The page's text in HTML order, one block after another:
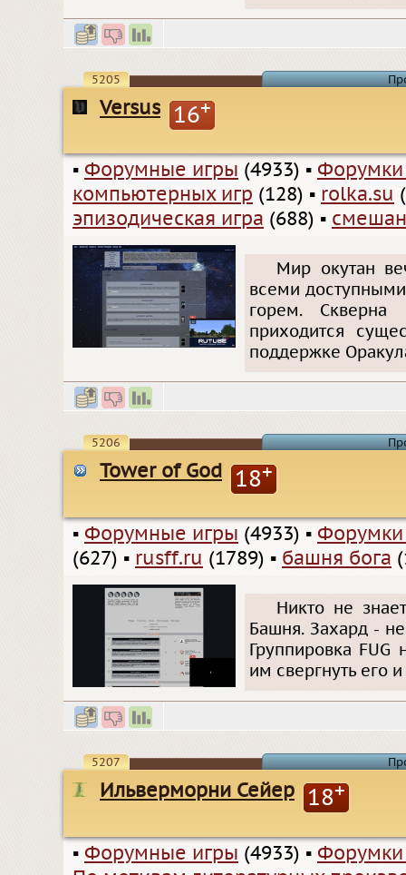
5205
Versus 16+
▪ Форумные игры (4933) ▪
компьютерных игр (128) ▪ rolka.su
эпизодическая игра (688) ▪
Мир окутан
всеми
горем.
приходится
поддержке
5206
Tower of God 18+
▪ Форумные игры (4933) ▪
(627) ▪ rusff.ru (1789) ▪ башня бога
Никто не
Башня. Захард -
Группировка
им свергнуть его
5207
Ильверморни Сейер 18+
▪ Форумные игры (4933) ▪